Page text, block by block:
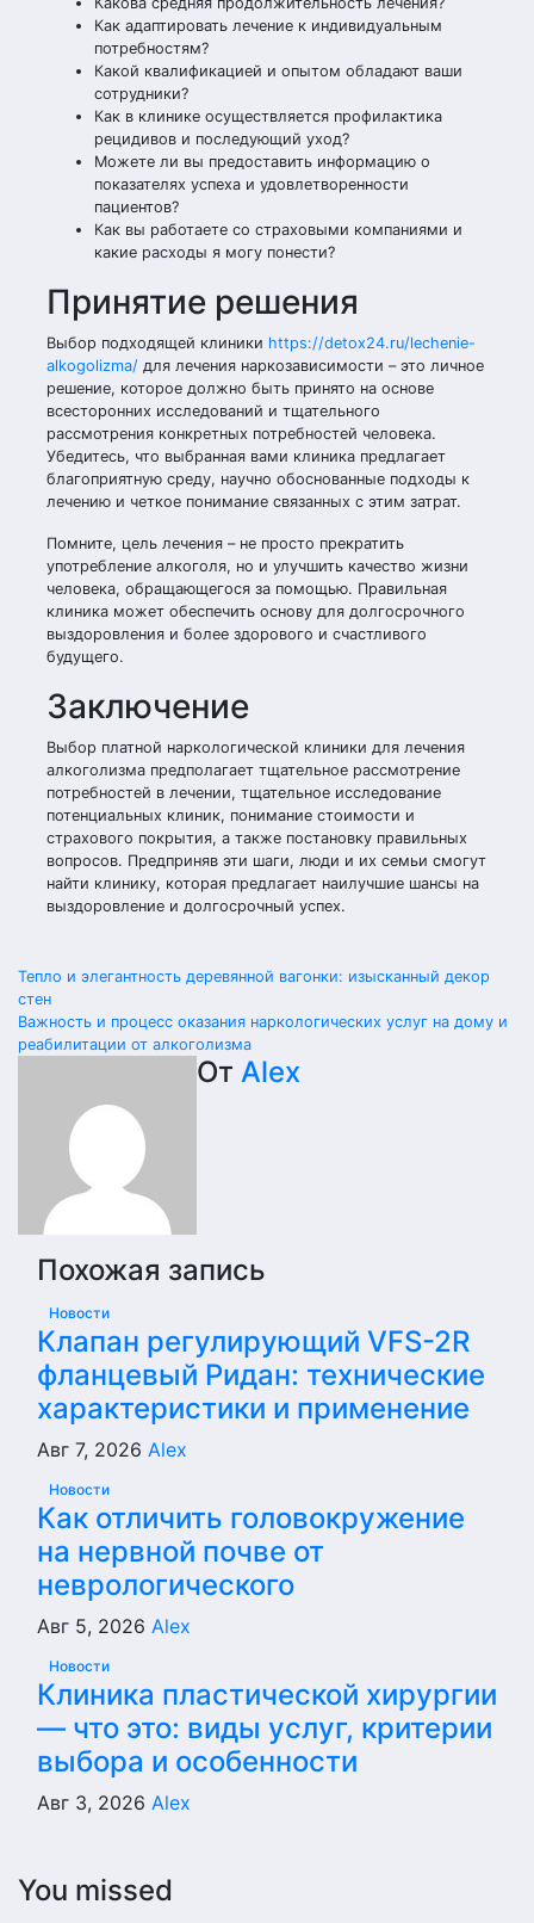
Как адаптировать лечение к индивидуальным
потребностям?
Какой квалификацией и опытом обладают ваши
сотрудники?
Как в клинике осуществляется профилактика
рецидивов и последующий уход?
Можете ли вы предоставить информацию о
показателях успеха и удовлетворенности
пациентов?
Как вы работаете со страховыми компаниями и
какие расходы я могу понести?
Принятие решения
Выбор подходящей клиники https://detox24.ru/lechenie-
alkogolizma/ для лечения наркозависимости – это личное
решение, которое должно быть принято на основе
всесторонних исследований и тщательного
рассмотрения конкретных потребностей человека.
Убедитесь, что выбранная вами клиника предлагает
благоприятную среду, научно обоснованные подходы к
лечению и четкое понимание связанных с этим затрат.
Помните, цель лечения – не просто прекратить
употребление алкоголя, но и улучшить качество жизни
человека, обращающегося за помощью. Правильная
клиника может обеспечить основу для долгосрочного
выздоровления и более здорового и счастливого
будущего.
Заключение
Выбор платной наркологической клиники для лечения
алкоголизма предполагает тщательное рассмотрение
потребностей в лечении, тщательное исследование
потенциальных клиник, понимание стоимости и
страхового покрытия, а также постановку правильных
вопросов. Предприняв эти шаги, люди и их семьи смогут
найти клинику, которая предлагает наилучшие шансы на
выздоровление и долгосрочный успех.
Навигация
по
Тепло и элегантность деревянной вагонки: изысканный декор
стен
Важность и процесс оказания наркологических услуг на дому и
реабилитации от алкоголизма
От Alex
Похожая запись
Новости
Клапан регулирующий VFS-2R
фланцевый Ридан: технические
характеристики и применение
Авг 7, 2026 Alex
Новости
Как отличить головокружение
на нервной почве от
неврологического
Авг 5, 2026 Alex
Новости
Клиника пластической хирургии
— что это: виды услуг, критерии
выбора и особенности
Авг 3, 2026 Alex
You missed